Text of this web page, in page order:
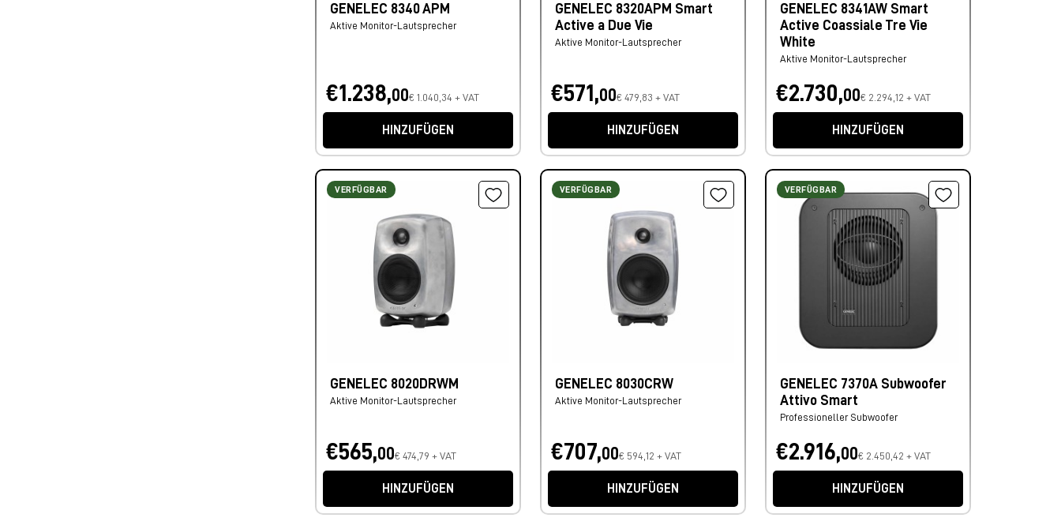
GENELEC 8340 APM
Aktive Monitor-Lautsprecher
€1.238,00€ 1.040,34 + VAT
HINZUFÜGEN
GENELEC 8320APM Smart
Active a Due Vie
Aktive Monitor-Lautsprecher
€571,00€ 479,83 + VAT
HINZUFÜGEN
GENELEC 8341AW Smart
Active Coassiale Tre Vie
White
Aktive Monitor-Lautsprecher
€2.730,00€ 2.294,12 + VAT
HINZUFÜGEN
VERFÜGBAR
GENELEC 8020DRWM
Aktive Monitor-Lautsprecher
€565,00€ 474,79 + VAT
HINZUFÜGEN
VERFÜGBAR
GENELEC 8030CRW
Aktive Monitor-Lautsprecher
€707,00€ 594,12 + VAT
HINZUFÜGEN
VERFÜGBAR
GENELEC 7370A Subwoofer
Attivo Smart
Professioneller Subwoofer
€2.916,00€ 2.450,42 + VAT
HINZUFÜGEN